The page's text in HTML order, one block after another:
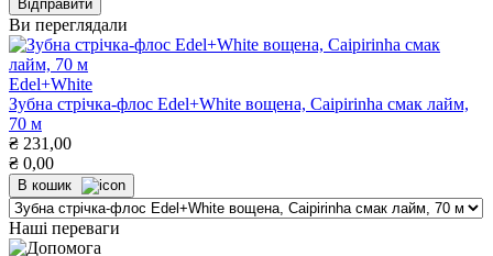
Ви переглядали
Edel+White
Зубна стрічка-флос Edel+White вощена, Caipirinha смак лайм,
70 м
₴ 231,00
₴ 0,00
В кошик
Наші переваги